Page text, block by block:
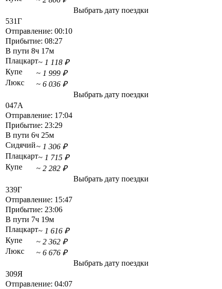
Выбрать дату поездки
531Г
Отправление: 00:10
Прибытие: 08:27
В пути 8ч 17м
Плацкарт~ 1 118 ₽
Купе
~ 1 999 ₽
Люкс
~ 6 036 ₽
Выбрать дату поездки
047А
Отправление: 17:04
Прибытие: 23:29
В пути 6ч 25м
Сидячий~ 1 306 ₽
Плацкарт~ 1 715 ₽
Купе
~ 2 282 ₽
Выбрать дату поездки
339Г
Отправление: 15:47
Прибытие: 23:06
В пути 7ч 19м
Плацкарт~ 1 616 ₽
Купе
~ 2 362 ₽
Люкс
~ 6 676 ₽
Выбрать дату поездки
309Я
Отправление: 04:07